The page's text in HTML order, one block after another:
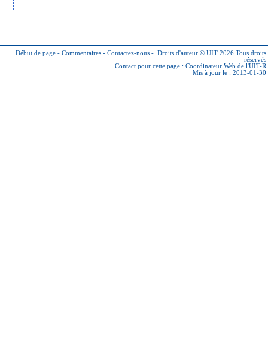
Début de page - Commentaires - Contactez-nous - Droits d'auteur © UIT 2026 Tous droits
réservés
Contact pour cette page : Coordinateur Web de l'UIT-R
Mis à jour le : 2013-01-30